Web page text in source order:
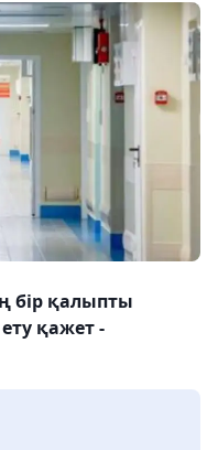
бір қалыпты
қажет -